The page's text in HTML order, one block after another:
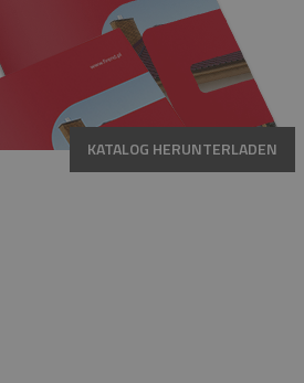
KATALOG HERUNTERLADEN